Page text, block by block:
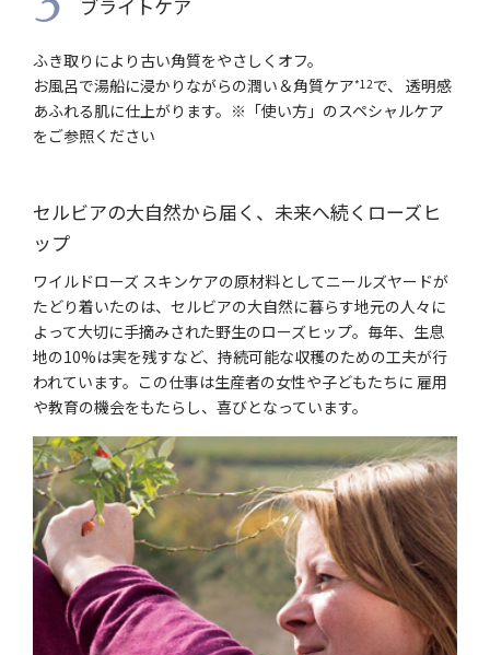
ブライトケア
ふき取りにより古い角質をやさしくオフ。
お風呂で湯船に浸かりながらの潤い＆角質ケア*12で、 透明感
あふれる肌に仕上がります。※「使い方」のスペシャルケア
をご参照ください
セルビアの大自然から届く、未来へ続くローズヒ
ップ
ワイルドローズ スキンケアの原材料としてニールズヤードが
たどり着いたのは、セルビアの大自然に暮らす地元の人々に
よって大切に手摘みされた野生のローズヒップ。毎年、生息
地の10%は実を残すなど、持続可能な収穫のための工夫が行
われています。この仕事は生産者の女性や子どもたちに 雇用
や教育の機会をもたらし、喜びとなっています。